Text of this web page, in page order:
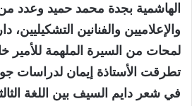
الهاشمية بجدة محمد حميد وعدد من
والإعلاميين والفنانين
لمحات من السيرة الملهمة للأمير
تطرقت الأستاذة إيمان لدراسات
في شعر دايم السيف بين اللغة